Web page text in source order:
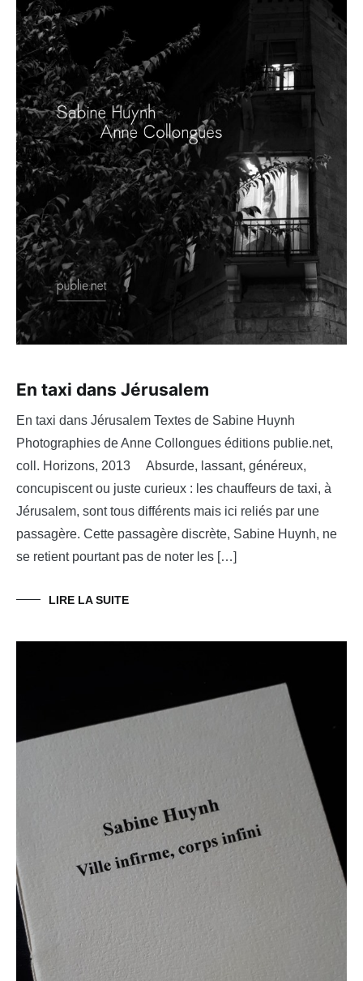
En taxi dans Jérusalem
En taxi dans Jérusalem Textes de Sabine Huynh
Photographies de Anne Collongues éditions publie.net,
coll. Horizons, 2013 Absurde, lassant, généreux,
concupiscent ou juste curieux : les chauffeurs de taxi, à
Jérusalem, sont tous différents mais ici reliés par une
passagère. Cette passagère discrète, Sabine Huynh, ne
se retient pourtant pas de noter les […]
LIRE LA SUITE